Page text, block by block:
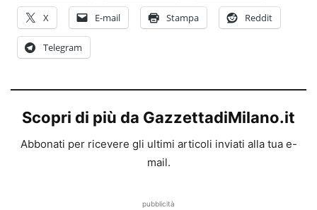
X E-mail Stampa Reddit
Telegram
Scopri di più da GazzettadiMilano.it
Abbonati per ricevere gli ultimi articoli inviati alla tua e-
mail.
pubblicità